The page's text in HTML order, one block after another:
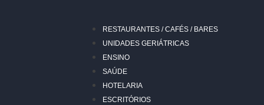
RESTAURANTES / CAFÉS / BARES
UNIDADES GERIÁTRICAS
ENSINO
SAÚDE
HOTELARIA
ESCRITÓRIOS